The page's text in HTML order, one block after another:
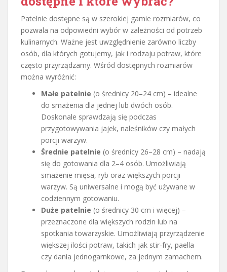
Patelnie dostępne są w szerokiej gamie rozmiarów, co
pozwala na odpowiedni wybór w zależności od potrzeb
kulinarnych. Ważne jest uwzględnienie zarówno liczby
osób, dla których gotujemy, jak i rodzaju potraw, które
często przyrządzamy. Wśród dostępnych rozmiarów
można wyróżnić:
Małe patelnie (o średnicy 20–24 cm) – idealne
do smażenia dla jednej lub dwóch osób.
Doskonale sprawdzają się podczas
przygotowywania jajek, naleśników czy małych
porcji warzyw.
Średnie patelnie (o średnicy 26–28 cm) – nadają
się do gotowania dla 2–4 osób. Umożliwiają
smażenie mięsa, ryb oraz większych porcji
warzyw. Są uniwersalne i mogą być używane w
codziennym gotowaniu.
Duże patelnie (o średnicy 30 cm i więcej) –
przeznaczone dla większych rodzin lub na
spotkania towarzyskie. Umożliwiają przyrządzenie
większej ilości potraw, takich jak stir-fry, paella
czy dania jednogarnkowe, za jednym zamachem.